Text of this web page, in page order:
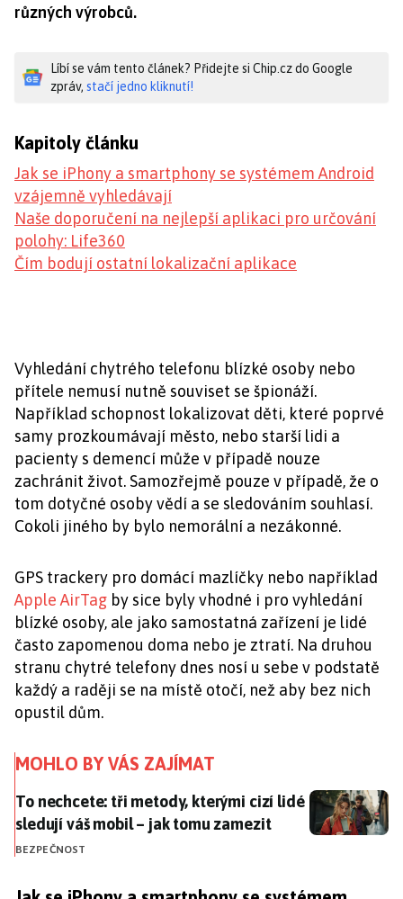
různých výrobců.
Líbí se vám tento článek? Přidejte si Chip.cz do Google
zpráv, stačí jedno kliknutí!
Kapitoly článku
Jak se iPhony a smartphony se systémem Android
vzájemně vyhledávají
Naše doporučení na nejlepší aplikaci pro určování
polohy: Life360
Čím bodují ostatní lokalizační aplikace
Vyhledání chytrého telefonu blízké osoby nebo
přítele nemusí nutně souviset se špionáží.
Například schopnost lokalizovat děti, které poprvé
samy prozkoumávají město, nebo starší lidi a
pacienty s demencí může v případě nouze
zachránit život. Samozřejmě pouze v případě, že o
tom dotyčné osoby vědí a se sledováním souhlasí.
Cokoli jiného by bylo nemorální a nezákonné.
GPS trackery pro domácí mazlíčky nebo například
Apple AirTag by sice byly vhodné i pro vyhledání
blízké osoby, ale jako samostatná zařízení je lidé
často zapomenou doma nebo je ztratí. Na druhou
stranu chytré telefony dnes nosí u sebe v podstatě
každý a raději se na místě otočí, než aby bez nich
opustil dům.
MOHLO BY VÁS ZAJÍMAT
To nechcete: tři metody, kterými cizí lidé sledují váš
To nechcete: tři metody, kterými cizí lidé
sledují váš mobil – jak tomu zamezit
BEZPEČNOST